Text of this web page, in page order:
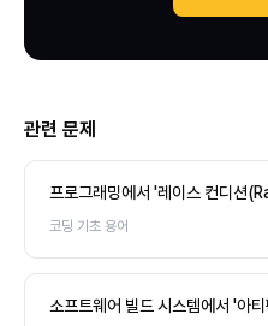
관련 문제
프로그래밍에서 '레이스 컨디션
코딩 기초 용어
소프트웨어 빌드 시스템에서 '